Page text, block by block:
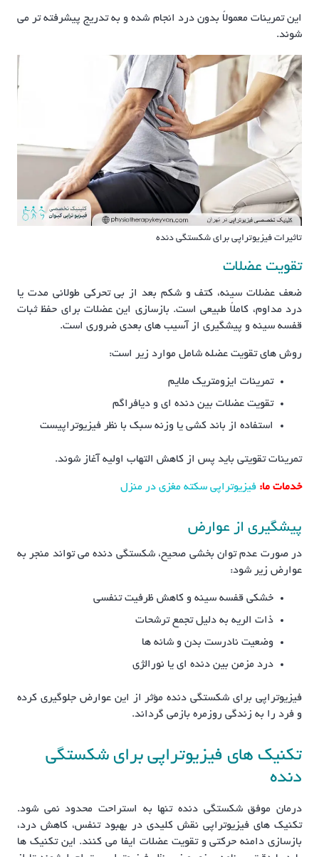
این تمرینات معمولاً بدون درد انجام شده و به تدریج پیشرفته تر می
شوند.
تاثیرات فیزیوتراپی برای شکستگی دنده
تقویت عضلات
ضعف عضلات سینه، کتف و شکم بعد از بی تحرکی طولانی مدت یا
درد مداوم، کاملاً طبیعی است. بازسازی این عضلات برای حفظ ثبات
قفسه سینه و پیشگیری از آسیب های بعدی ضروری است.
روش های تقویت عضله شامل موارد زیر است:
تمرینات ایزومتریک ملایم
تقویت عضلات بین دنده ای و دیافراگم
استفاده از باند کشی یا وزنه سبک با نظر فیزیوتراپیست
تمرینات تقویتی باید پس از کاهش التهاب اولیه آغاز شوند.
خدمات ما: فیزیوتراپی سکته مغزی در منزل
پیشگیری از عوارض
در صورت عدم توان بخشی صحیح، شکستگی دنده می تواند منجر به
عوارض زیر شود:
خشکی قفسه سینه و کاهش ظرفیت تنفسی
ذات الریه به دلیل تجمع ترشحات
وضعیت نادرست بدن و شانه ها
درد مزمن بین دنده ای یا نورالژی
فیزیوتراپی برای شکستگی دنده مؤثر از این عوارض جلوگیری کرده
و فرد را به زندگی روزمره بازمی گرداند.
تکنیک های فیزیوتراپی برای شکستگی
دنده
درمان موفق شکستگی دنده تنها به استراحت محدود نمی شود.
تکنیک های فیزیوتراپی نقش کلیدی در بهبود تنفس، کاهش درد،
بازسازی دامنه حرکتی و تقویت عضلات ایفا می کنند. این تکنیک ها